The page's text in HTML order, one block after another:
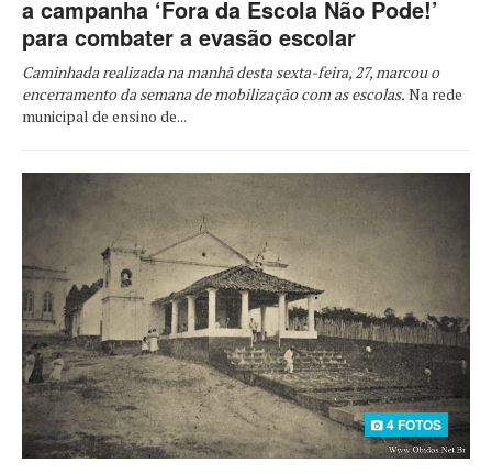
a campanha ‘Fora da Escola Não Pode!’
para combater a evasão escolar
Caminhada realizada na manhã desta sexta-feira, 27, marcou o
encerramento da semana de mobilização com as escolas. Na rede
municipal de ensino de...
4 FOTOS